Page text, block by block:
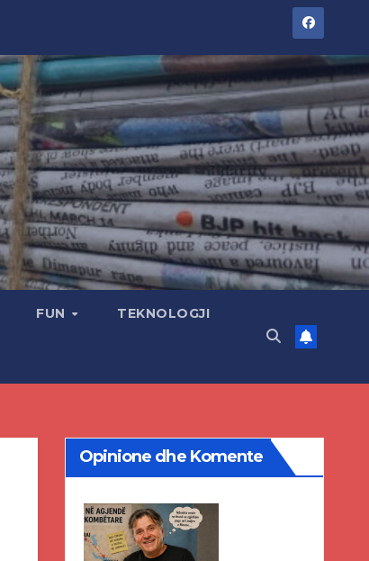
FUN TEKNOLOGJI
Opinione dhe Komente